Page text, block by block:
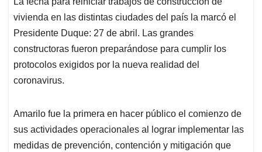
s
A
p
p
b
o
o
k
e
d
I
n
l
a
d
s
vivienda en las distintas ciudades del país la marcó el
Presidente Duque: 27 de abril. Las grandes
constructoras fueron preparándose para cumplir los
protocolos exigidos por la nueva realidad del
coronavirus.
Amarilo fue la primera en hacer público el comienzo de
sus actividades operacionales al lograr implementar las
medidas de prevención, contención y mitigación que